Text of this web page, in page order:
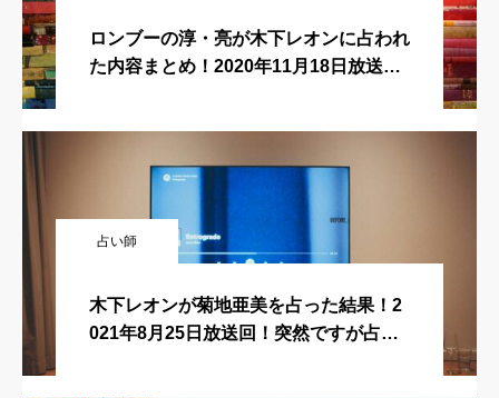
ロンブーの淳・亮が木下レオンに占われ
た内容まとめ！2020年11月18日放送
占い師
木下レオンが菊地亜美を占った結果！2
021年8月25日放送回！突然ですが占っ